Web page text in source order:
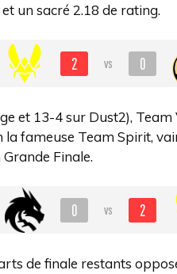
un sacré 2.18 de rating.
2 vs 0
et 13-4 sur Dust2),
fameuse Team Spirit,
Finale.
0 vs 2
de finale restants